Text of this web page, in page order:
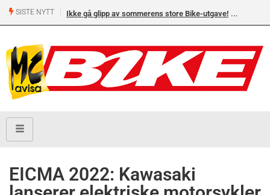
SISTE NYTT Ikke gå glipp av sommerens store Bike-utgave!
EICMA 2022: Kawasaki